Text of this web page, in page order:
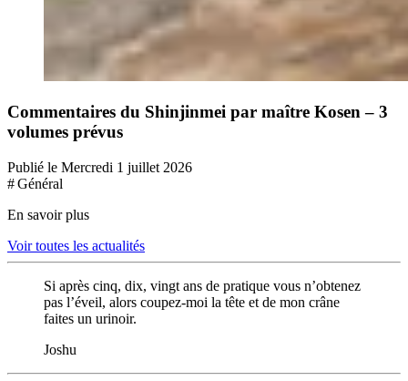
Commentaires du Shinjinmei par maître Kosen – 3
volumes prévus
Publié le Mercredi 1 juillet 2026
# Général
En savoir plus
Voir toutes les actualités
Si après cinq, dix, vingt ans de pratique vous n’obtenez
pas l’éveil, alors coupez-moi la tête et de mon crâne
faites un urinoir.
Joshu